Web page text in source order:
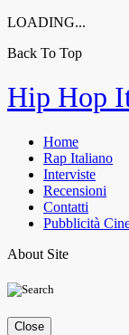
LOADING...
Back To Top
to
content
Hip Hop
Home
Rap Italiano
Interviste
Recensioni
Contatti
Pubblicità
About Site
Close